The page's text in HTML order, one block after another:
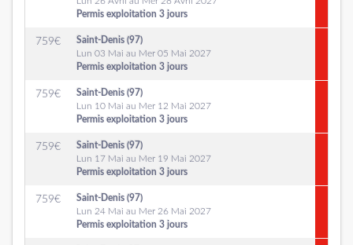
Permis exploitation 3 jours
759€
Saint-Denis (97)
Lun 03 Mai au Mer 05 Mai 2027
Permis exploitation 3 jours
759€
Saint-Denis (97)
Lun 10 Mai au Mer 12 Mai 2027
Permis exploitation 3 jours
759€
Saint-Denis (97)
Lun 17 Mai au Mer 19 Mai 2027
Permis exploitation 3 jours
759€
Saint-Denis (97)
Lun 24 Mai au Mer 26 Mai 2027
Permis exploitation 3 jours